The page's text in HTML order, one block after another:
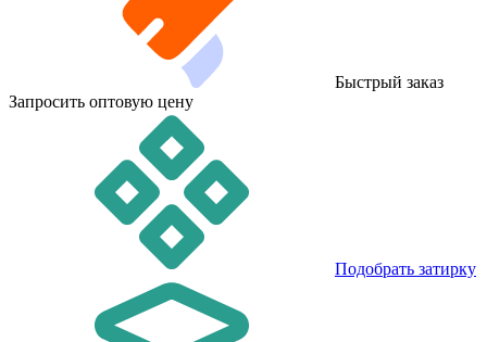
Быстрый заказ
Запросить оптовую цену
Подобрать затирку